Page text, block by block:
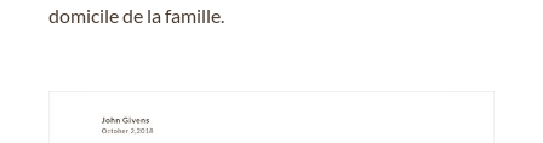
domicile de la famille.